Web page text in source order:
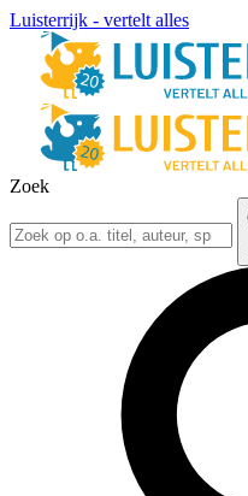
Luisterrijk - vertelt alles
Zoek